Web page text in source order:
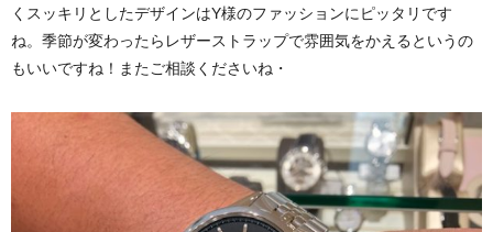
くスッキリとしたデザインはY様のファッションにピッタリです
ね。季節が変わったらレザーストラップで雰囲気をかえるというの
もいいですね！またご相談くださいね・